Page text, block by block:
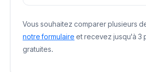
Vous souhaitez comparer plusieurs
notre formulaire et recevez jusqu'à 3
gratuites.